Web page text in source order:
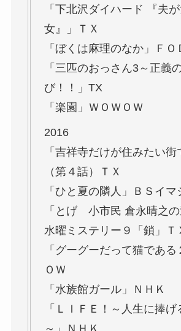
「下北沢ダイハード 『夫
女』」ＴＸ
「ぼくは麻理のなか」ＦＯ
「三匹のおっさん3～正義
び！！」TX
「楽園」ＷＯＷＯＷ
2016
「吉祥寺だけが住みたい街
（第４話）ＴＸ
「ひと夏の隣人」ＢＳイマ
「とげ 小市民 倉永晴之の
水曜ミステリー９「鎖」Ｔ
「グーグーだって猫である
ＯＷ
「水族館ガール」ＮＨＫ
「ＬＩＦＥ！～人生に捧げ